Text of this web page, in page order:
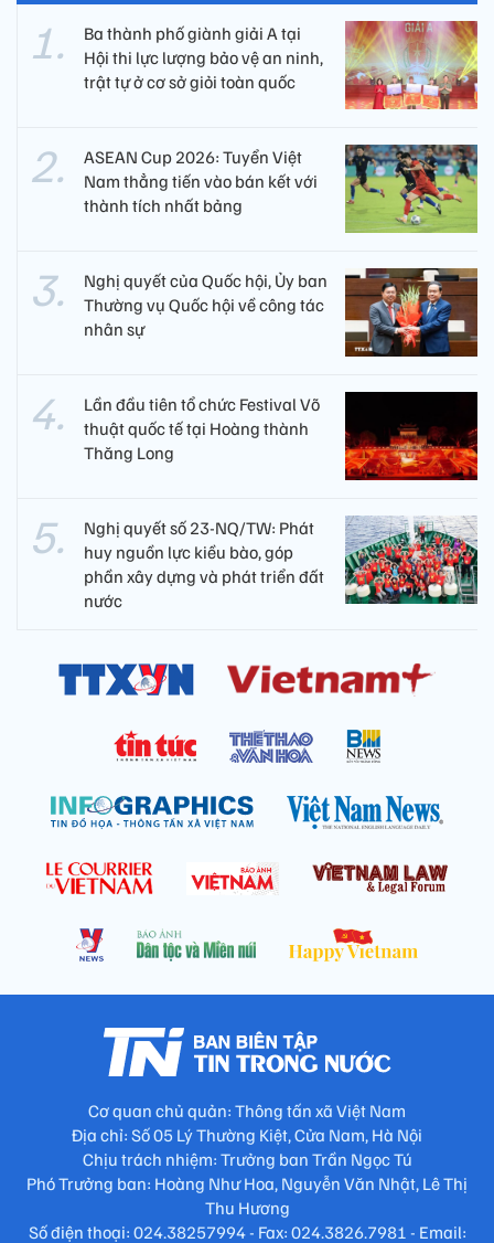
Ba thành phố giành giải A tại
Hội thi lực lượng bảo vệ an ninh,
trật tự ở cơ sở giỏi toàn quốc
ASEAN Cup 2026: Tuyển Việt
Nam thẳng tiến vào bán kết với
thành tích nhất bảng
Nghị quyết của Quốc hội, Ủy ban
Thường vụ Quốc hội về công tác
nhân sự
Lần đầu tiên tổ chức Festival Võ
thuật quốc tế tại Hoàng thành
Thăng Long
Nghị quyết số 23-NQ/TW: Phát
huy nguồn lực kiều bào, góp
phần xây dựng và phát triển đất
nước
Cơ quan chủ quản: Thông tấn xã Việt Nam
Địa chỉ: Số 05 Lý Thường Kiệt, Cửa Nam, Hà Nội
Chịu trách nhiệm: Trưởng ban Trần Ngọc Tú
Phó Trưởng ban: Hoàng Như Hoa, Nguyễn Văn Nhật, Lê Thị
Thu Hương
Số điện thoại: 024.38257994 - Fax: 024.3826.7981 - Email: